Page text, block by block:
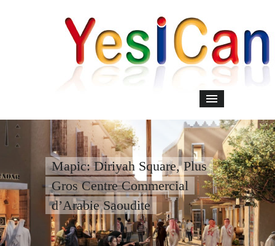
Mapic: Diriyah Square, Plus
Gros Centre Commercial
d’Arabie Saoudite